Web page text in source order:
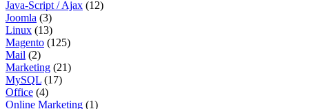
Java-Script / Ajax (12)
Joomla (3)
Linux (13)
Magento (125)
Mail (2)
Marketing (21)
MySQL (17)
Office (4)
Online Marketing (1)